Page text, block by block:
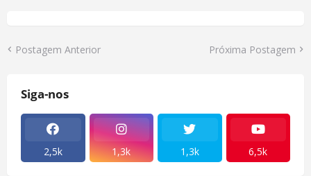
Postagem Anterior Próxima Postagem
Siga-nos
2,5k 1,3k 1,3k 6,5k